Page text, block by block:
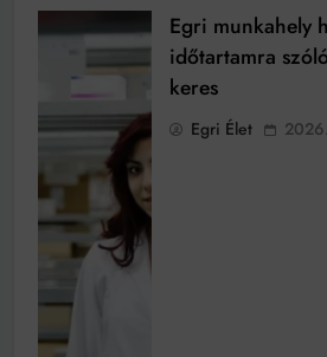
Egri munkahely
időtartamra
keres
Egri Élet